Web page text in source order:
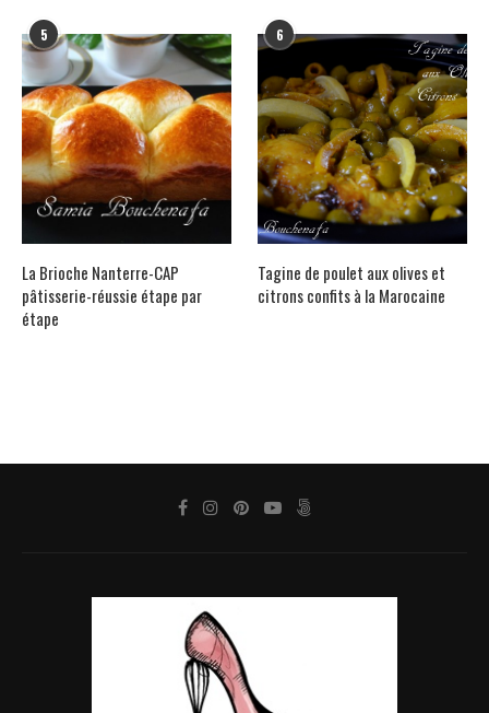
5
La Brioche Nanterre-CAP
pâtisserie-réussie étape par
étape
6
Tagine de poulet aux olives et
citrons confits à la Marocaine